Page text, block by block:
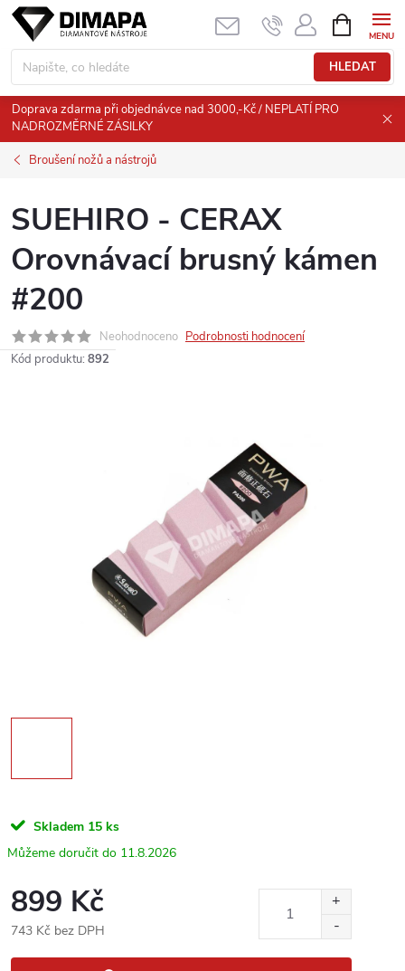
Přejít
obsah
HLEDAT
NÁKUPNÍ
KOŠÍK
Doprava zdarma při objednávce nad 3000,-Kč / NEPLATÍ PRO
NADROZMĚRNÉ ZÁSILKY
Broušení nožů a nástrojů
SUEHIRO - CERAX
Orovnávací brusný kámen
#200
Neohodnoceno Podrobnosti hodnocení
Kód produktu: 892
Skladem 15 ks
11.8.2026
899 Kč
743 Kč bez DPH